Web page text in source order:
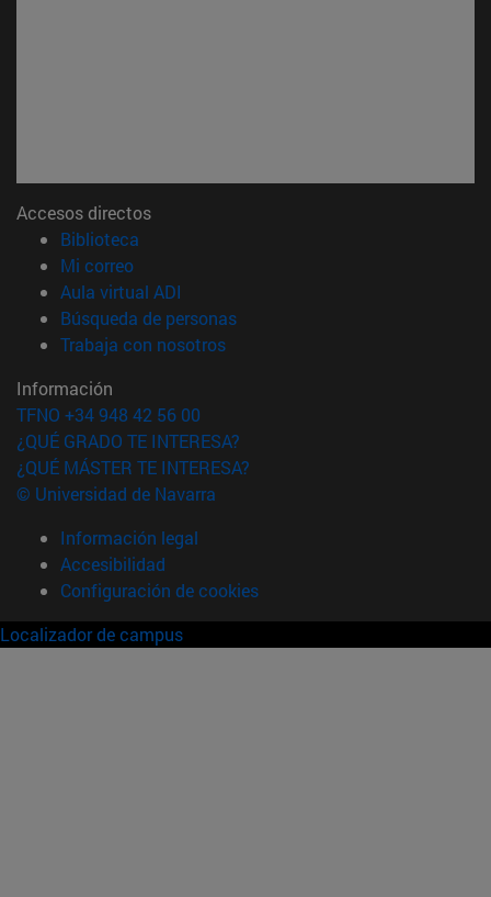
Accesos directos
Biblioteca
Mi correo(abre en nueva ventana)
Aula virtual ADI
Búsqueda de personas(abre en nueva ventana)
Trabaja con nosotros(abre en nueva ventana)
Información
TFNO +34 948 42 56 00
¿QUÉ GRADO TE INTERESA?
¿QUÉ MÁSTER TE INTERESA?
© Universidad de Navarra
Información legal
Accesibilidad
Configuración de cookies
Localizador de campus